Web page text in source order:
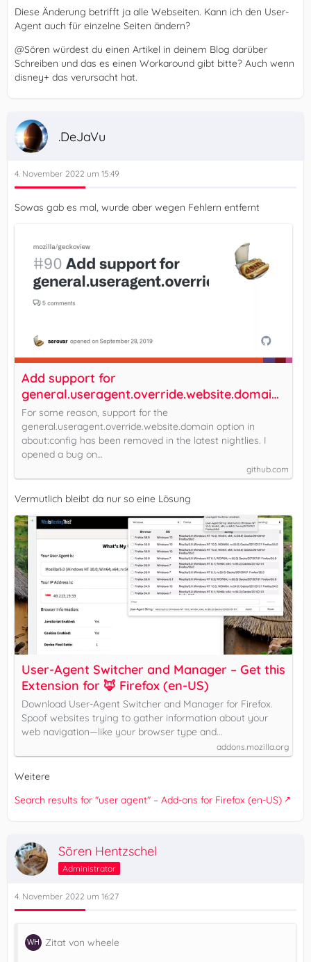
Diese Änderung betrifft ja alle Webseiten. Kann ich den User-
Agent auch für einzelne Seiten ändern?
@Sören würdest du einen Artikel in deinem Blog darüber
Schreiben und das es einen Workaround gibt bitte? Auch wenn
disney+ das verursacht hat.
.DeJaVu
4. November 2022 um 15:49
Sowas gab es mal, wurde aber wegen Fehlern entfernt
Add support for
general.useragent.override.website.domain ·
Issue #90 · mozilla/geckoview
For some reason, support for the
general.useragent.override.website.domain option in
about:config has been removed in the latest nightlies. I
opened a bug on…
github.com
Vermutlich bleibt da nur so eine Lösung
User-Agent Switcher and Manager – Get this
Extension for 🦊 Firefox (en-US)
Download User-Agent Switcher and Manager for Firefox.
Spoof websites trying to gather information about your
web navigation—like your browser type and…
addons.mozilla.org
Weitere
Search results for "user agent" – Add-ons for Firefox (en-US)
Sören Hentzschel
Administrator
4. November 2022 um 16:27
Zitat von wheele